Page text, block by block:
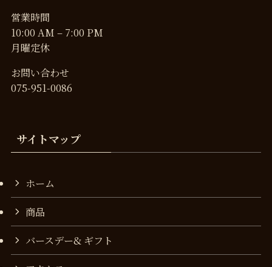
営業時間
10:00 AM – 7:00 PM
月曜定休
お問い合わせ
075-951-0086
サイトマップ
ホーム
商品
バースデー& ギフト